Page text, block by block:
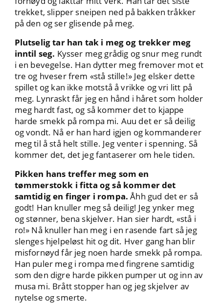
trekket, slipper sneipen ned på bakken tråkker
på den og ser glisende på meg.
Plutselig tar han tak i meg og trekker meg
inntil seg. Kysser meg grådig og snur meg rundt
i en bevegelse. Han dytter meg fremover mot et
tre og hveser frem «stå stille!» Jeg elsker dette
spillet og kan ikke motstå å vrikke og vri litt på
meg. Lynraskt får jeg en hånd i håret som holder
meg hardt fast, og så kommer det to kjappe
harde smekk på rompa mi. Auu det er så deilig
og vondt. Nå er han hard igjen og kommanderer
meg til å stå helt stille. Jeg venter i spenning. Så
kommer det, det jeg fantaserer om hele tiden.
Pikken hans treffer meg som en
tømmerstokk i fitta og så kommer det
samtidig en finger i rompa. Åhh gud det er så
godt! Han knuller meg så deilig! Jeg ynker meg
og stønner, bena skjelver. Han sier hardt, «stå i
ro!» Nå knuller han meg i en rasende fart så jeg
slenges hjelpeløst hit og dit. Hver gang han blir
misfornøyd får jeg noen harde smekk på rompa.
Han puler meg i rompa med fingrene samtidig
som den digre harde pikken pumper ut og inn av
musa mi. Brått stopper han og jeg skjelver av
nytelse og smerte.